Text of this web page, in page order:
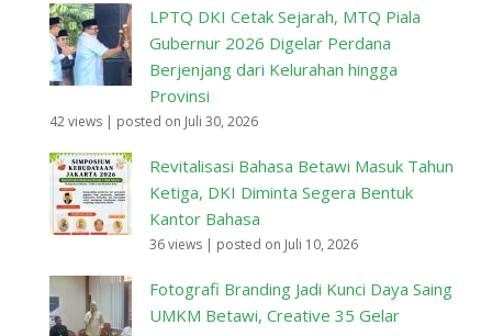
LPTQ DKI Cetak Sejarah, MTQ Piala
Gubernur 2026 Digelar Perdana
Berjenjang dari Kelurahan hingga
Provinsi
42 views | posted on Juli 30, 2026
Revitalisasi Bahasa Betawi Masuk Tahun
Ketiga, DKI Diminta Segera Bentuk
Kantor Bahasa
36 views | posted on Juli 10, 2026
Fotografi Branding Jadi Kunci Daya Saing
UMKM Betawi, Creative 35 Gelar